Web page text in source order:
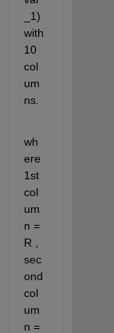
_1)
with
10
col
um
ns.
wh
ere
1st
col
um
n =
R ,
sec
ond
col
um
n =